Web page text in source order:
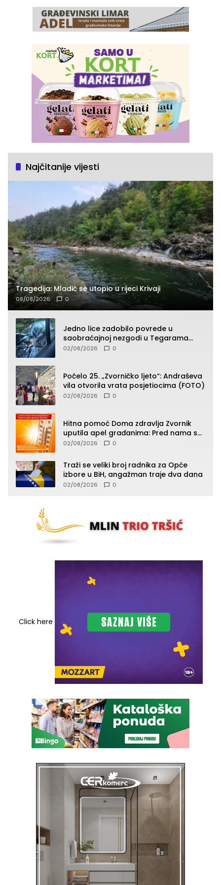
Najčitanije vijesti
Tragedija: Mladić se utopio u rijeci Krivaji
08/08/2026 0
Jedno lice zadobilo povrede u
saobraćajnoj nezgodi u Tegarama
(FOTO)
02/08/2026 0
Počelo 25. „Zvorničko ljeto“: Andraševa
vila otvorila vrata posjetiocima (FOTO)
02/08/2026 0
Hitna pomoć Doma zdravlja Zvornik
uputila apel građanima: Pred nama su
temperature do 40°C, oprez zbog
02/08/2026 0
Traži se veliki broj radnika za Opće
izbore u BiH, angažman traje dva dana
02/08/2026 0
Click here